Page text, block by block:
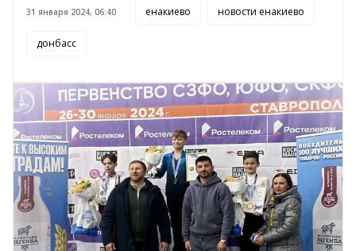
31 января 2024, 06:40 енакиево новости енакиево
донбасс